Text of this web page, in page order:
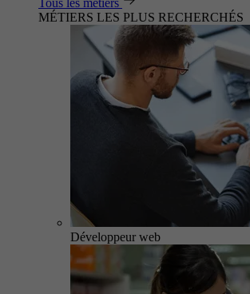
Tous les métiers
MÉTIERS LES PLUS RECHERCHÉS
Développeur web